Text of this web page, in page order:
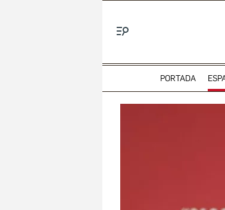
PORTADA